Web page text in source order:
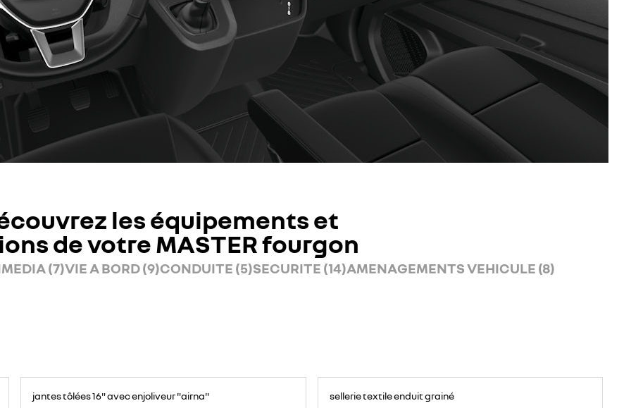
les équipements et
de votre MASTER fourgon
(7)VIE A BORD (9)CONDUITE (5)SECURITE (14)AMENAGEMENTS VEHICULE (8)
jantes tôlées 16" avec enjoliveur "airna" sellerie textile enduit grainé